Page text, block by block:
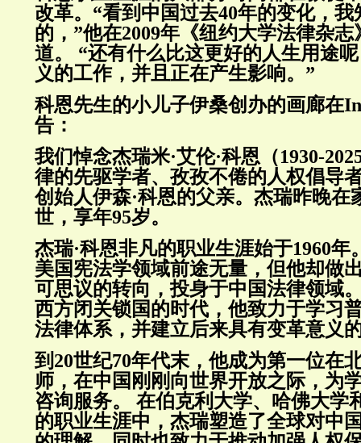
改革。“看到中国过去40年的变化，
的，”他在2009年《纽约大学法律杂
道。 “还有什么比这更好的人生用途
义的工作，并且正在产生影响。”
科恩先生的小儿子伊桑创办的画廊在
告：
我们悼念杰瑞米·艾伦·科恩（1930-
律的先驱学者、孜孜不倦的人权倡导
创始人伊森·科恩的父亲。杰瑞昨晚在
世，享年95岁。
杰瑞·科恩非凡的职业生涯始于1960年
美国宪法学领域前途无量，但他却做
可思议的转向，投身于中国法律领域
西方闭关锁国的时代，他致力于学习
法律体系，并建立后来具有变革意义
到 20世纪70年代末，他成为第一位在
师，在中国刚刚向世界开放之际，为
咨询服务。
在伯克利大学、哈佛大学
的职业生涯中，杰瑞塑造了全球对中